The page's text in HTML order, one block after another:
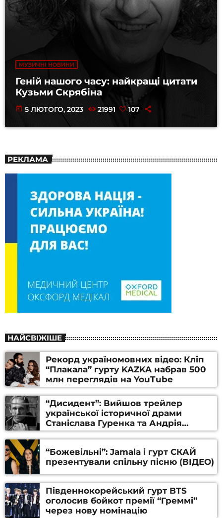
МУЗИЧНІ НОВИНИ
Геній нашого часу: найкращі цитати
Кузьми Скрябіна
today 5 ЛЮТОГО, 2023 21991 107
РЕКЛАМА
НАЙСВІЖІШЕ
Рекорд україномовних відео: Кліп
“Плакала” гурту KAZKA набрав 500
млн переглядів на YouTube
“Дисидент”: Вийшов трейлер
української історичної драми
Станіслава Гуренка та Андрія
Алфьорова (ВІДЕО)
“Божевільні”: Jamala і гурт СКАЙ
презентували спільну пісню (ВІДЕО)
Південнокорейський гурт BTS
оголосив бойкот премії “Греммі”
через нову номінацію